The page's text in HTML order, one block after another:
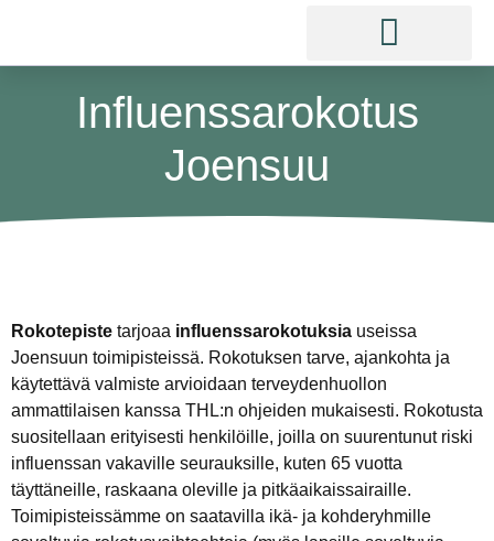
Influenssarokotus
Joensuu
Rokotepiste tarjoaa influenssarokotuksia useissa
Joensuun toimipisteissä. Rokotuksen tarve, ajankohta ja
käytettävä valmiste arvioidaan terveydenhuollon
ammattilaisen kanssa THL:n ohjeiden mukaisesti. Rokotusta
suositellaan erityisesti henkilöille, joilla on suurentunut riski
influenssan vakaville seurauksille, kuten 65 vuotta
täyttäneille, raskaana oleville ja pitkäaikaissairaille.
Toimipisteissämme on saatavilla ikä- ja kohderyhmille